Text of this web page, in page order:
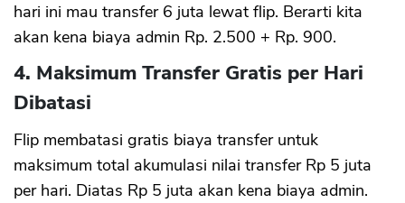
hari ini mau transfer 6 juta lewat flip. Berarti kita
akan kena biaya admin Rp. 2.500 + Rp. 900.
4. Maksimum Transfer Gratis per Hari
Dibatasi
Flip membatasi gratis biaya transfer untuk
maksimum total akumulasi nilai transfer Rp 5 juta
per hari. Diatas Rp 5 juta akan kena biaya admin.